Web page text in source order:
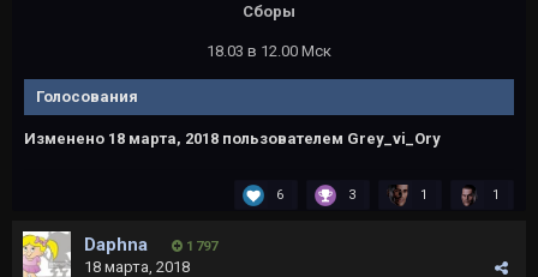
Сборы
18.03 в 12.00 Мск
Голосования
Изменено 18 марта, 2018 пользователем Grey_vi_Ory
6 3 1 1
Daphna 1 797
18 марта, 2018